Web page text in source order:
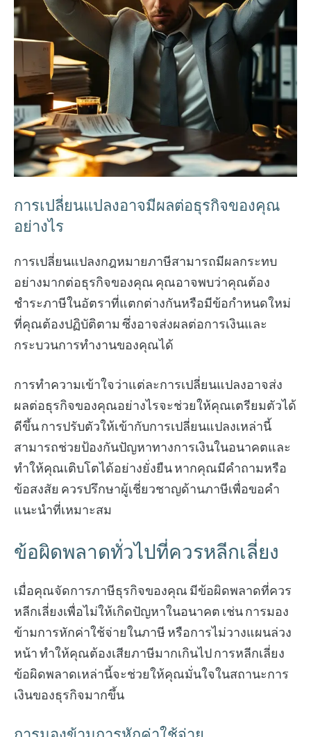
การเปลี่ยนแปลงอาจมีผลต่อธุรกิจของคุณ
อย่างไร
การเปลี่ยนแปลงกฎหมายภาษีสามารถมีผลกระทบ
อย่างมากต่อธุรกิจของคุณ คุณอาจพบว่าคุณต้อง
ชำระภาษีในอัตราที่แตกต่างกันหรือมีข้อกำหนดใหม่
ที่คุณต้องปฏิบัติตาม ซึ่งอาจส่งผลต่อการเงินและ
กระบวนการทำงานของคุณได้
การทำความเข้าใจว่าแต่ละการเปลี่ยนแปลงอาจส่ง
ผลต่อธุรกิจของคุณอย่างไรจะช่วยให้คุณเตรียมตัวได้
ดีขึ้น การปรับตัวให้เข้ากับการเปลี่ยนแปลงเหล่านี้
สามารถช่วยป้องกันปัญหาทางการเงินในอนาคตและ
ทำให้คุณเติบโตได้อย่างยั่งยืน หากคุณมีคำถามหรือ
ข้อสงสัย ควรปรึกษาผู้เชี่ยวชาญด้านภาษีเพื่อขอคำ
แนะนำที่เหมาะสม
ข้อผิดพลาดทั่วไปที่ควรหลีกเลี่ยง
เมื่อคุณจัดการภาษีธุรกิจของคุณ มีข้อผิดพลาดที่ควร
หลีกเลี่ยงเพื่อไม่ให้เกิดปัญหาในอนาคต เช่น การมอง
ข้ามการหักค่าใช้จ่ายในภาษี หรือการไม่วางแผนล่วง
หน้า ทำให้คุณต้องเสียภาษีมากเกินไป การหลีกเลี่ยง
ข้อผิดพลาดเหล่านี้จะช่วยให้คุณมั่นใจในสถานะการ
เงินของธุรกิจมากขึ้น